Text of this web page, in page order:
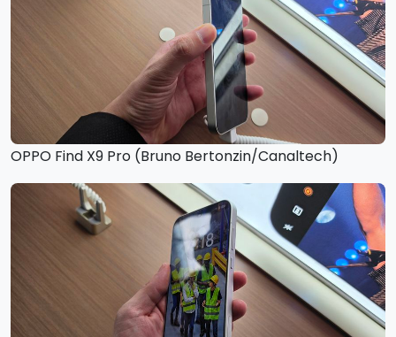
OPPO Find X9 Pro (Bruno Bertonzin/Canaltech)